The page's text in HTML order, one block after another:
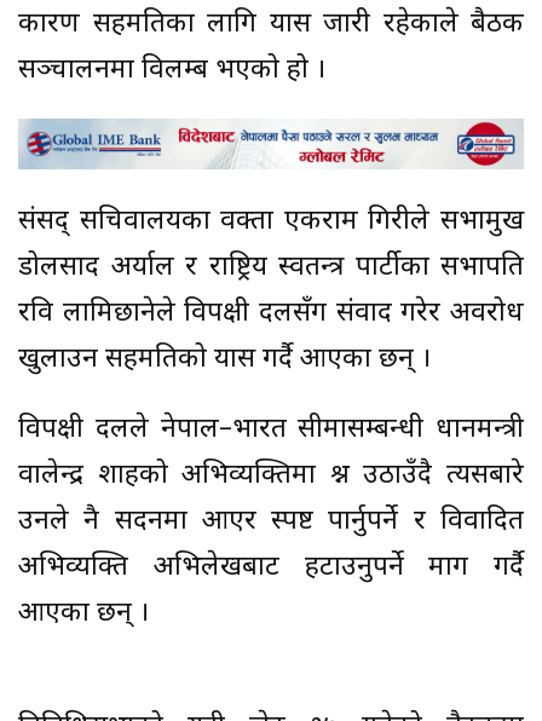
कारण सहमतिका लागि प्रयास जारी रहेकाले बैठक
सञ्चालनमा विलम्ब भएको हो ।
संसद् सचिवालयका प्रवक्ता एकराम गिरीले सभामुख
डोलप्रसाद अर्याल र राष्ट्रिय स्वतन्त्र पार्टीका सभापति
रवि लामिछानेले विपक्षी दलसँग संवाद गरेर अवरोध
खुलाउन सहमतिको प्रयास गर्दै आएका छन् ।
विपक्षी दलले नेपाल–भारत सीमासम्बन्धी प्रधानमन्त्री
वालेन्द्र शाहको अभिव्यक्तिमा प्रश्न उठाउँदै त्यसबारे
उनले नै सदनमा आएर स्पष्ट पार्नुपर्ने र विवादित
अभिव्यक्ति अभिलेखबाट हटाउनुपर्ने माग गर्दै
आएका छन् ।